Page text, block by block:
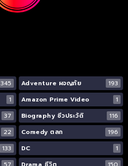
345 Adventure ผจญภัย
193
1 Amazon Prime Video
1
37 Biography ชีวประวัติ
116
22 Comedy ตลก
196
133 DC
1